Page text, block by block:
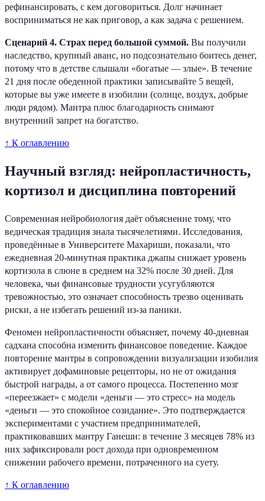
рефинансировать, с кем договориться. Долг начинает
восприниматься не как приговор, а как задача с решением.
Сценарий 4. Страх перед большой суммой. Вы получили
наследство, крупный аванс, но подсознательно боитесь денег,
потому что в детстве слышали «богатые — злые». В течение
21 дня после обеденной практики записывайте 5 вещей,
которые вы уже имеете в изобилии (солнце, воздух, добрые
люди рядом). Мантра плюс благодарность снимают
внутренний запрет на богатство.
↑ К оглавлению
Научный взгляд: нейропластичность,
кортизол и дисциплина повторений
Современная нейробиология даёт объяснение тому, что
ведическая традиция знала тысячелетиями. Исследования,
проведённые в Университете Махариши, показали, что
ежедневная 20-минутная практика джапы снижает уровень
кортизола в слюне в среднем на 32% после 30 дней. Для
человека, чьи финансовые трудности усугубляются
тревожностью, это означает способность трезво оценивать
риски, а не избегать решений из-за паники.
Феномен нейропластичности объясняет, почему 40-дневная
садхана способна изменить финансовое поведение. Каждое
повторение мантры в сопровождении визуализации изобилия
активирует дофаминовые рецепторы, но не от ожидания
быстрой награды, а от самого процесса. Постепенно мозг
«переезжает» с модели «деньги — это стресс» на модель
«деньги — это спокойное созидание». Это подтверждается
экспериментами с участием предпринимателей,
практиковавших мантру Ганеши: в течение 3 месяцев 78% из
них зафиксировали рост дохода при одновременном
снижении рабочего времени, потраченного на суету.
↑ К оглавлению